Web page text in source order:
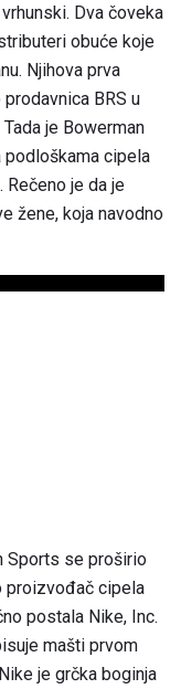
Dva čoveka
obuće koje
Njihova prva
BRS u
je Bowerman
podloškama cipela
je da je
žene, koja navodno
Sports se proširio
proizvođač cipela
postala Nike, Inc.
mašti prvom
je grčka boginja